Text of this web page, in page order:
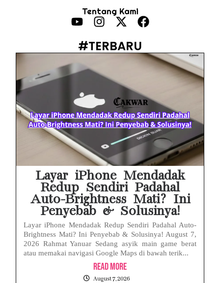
Prabowo Sebut ‘Londo Ireng’, Ray Rangkuti Desak DPR Bersikap, Ini Ulasan Politiknya
MAKI Soroti Penahanan Eks Jampidsus Febrie Adriansyah Tanpa Rompi Pink
Babak Baru Kasus Febrie Adriansyah, Rencana Praperadilan Penyitaan Emas dan Uang Tunai Jadi Sorotan
Baterai Apple Watch Cepat Boros? Ini Penyebab dan Cara Mengatasinya
HP Huawei Cepat Panas? Ini Penyebab Utama dan Cara Mengatasinya
Tentang Kami
#TERBARU
Layar iPhone Mendadak
Redup Sendiri Padahal
Auto-Brightness Mati? Ini
Penyebab & Solusinya!
Layar iPhone Mendadak Redup Sendiri Padahal Auto-
Brightness Mati? Ini Penyebab & Solusinya! August 7,
2026 Rahmat Yanuar Sedang asyik main game berat
atau memakai navigasi Google Maps di bawah terik...
Read More
August 7, 2026